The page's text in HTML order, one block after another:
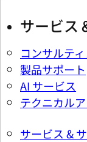
サービス
コンサルテ
製品サポート
AI サービス
テクニカル
サービス &